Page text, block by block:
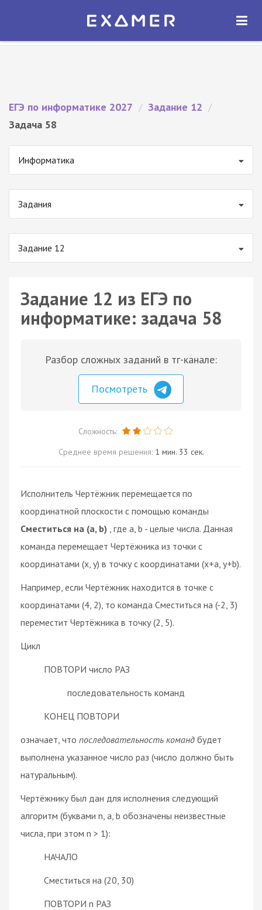
Экзамер — ЕГЭ 2027
ОТКРЫТЬ
ЕГЭ по информатике 2027 / Задание 12 /
Задача 58
Информатика
Задания
Задание 12
Задание 12 из ЕГЭ по
информатике: задача 58
Разбор сложных заданий в тг-канале:
Посмотреть
Сложность:
Среднее время решения: 1 мин. 33 сек.
Исполнитель Чертёжник перемещается по
координатной плоскости с помощью команды
Сместиться на (a, b) , где a, b - целые числа. Данная
команда перемещает Чертёжника из точки с
координатами (x, y) в точку с координатами (x+a, y+b).
Например, если Чертёжник находится в точке с
координатами (4, 2), то команда Сместиться на (-2, 3)
переместит Чертёжника в точку (2, 5).
Цикл
ПОВТОРИ число РАЗ
последовательность команд
КОНЕЦ ПОВТОРИ
означает, что последовательность команд будет
выполнена указанное число раз (число должно быть
натуральным).
Чертёжнику был дан для исполнения следующий
алгоритм (буквами n, a, b обозначены неизвестные
числа, при этом n > 1):
НАЧАЛО
Сместиться на (20, 30)
ПОВТОРИ n РАЗ